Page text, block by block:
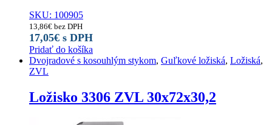
SKU: 100905
13,86€ bez DPH
17,05€ s DPH
Pridať do košíka
Dvojradové s kosouhlým stykom, Guľkové ložiská, Ložiská,
ZVL
Ložisko 3306 ZVL 30x72x30,2